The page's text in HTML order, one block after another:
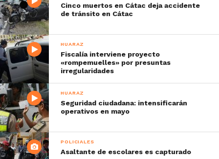
Cinco muertos en Cátac deja accidente
de tránsito en Cátac
HUARAZ
Fiscalía interviene proyecto
«rompemuelles» por presuntas
irregularidades
HUARAZ
Seguridad ciudadana: intensificarán
operativos en mayo
POLICIALES
Asaltante de escolares es capturado